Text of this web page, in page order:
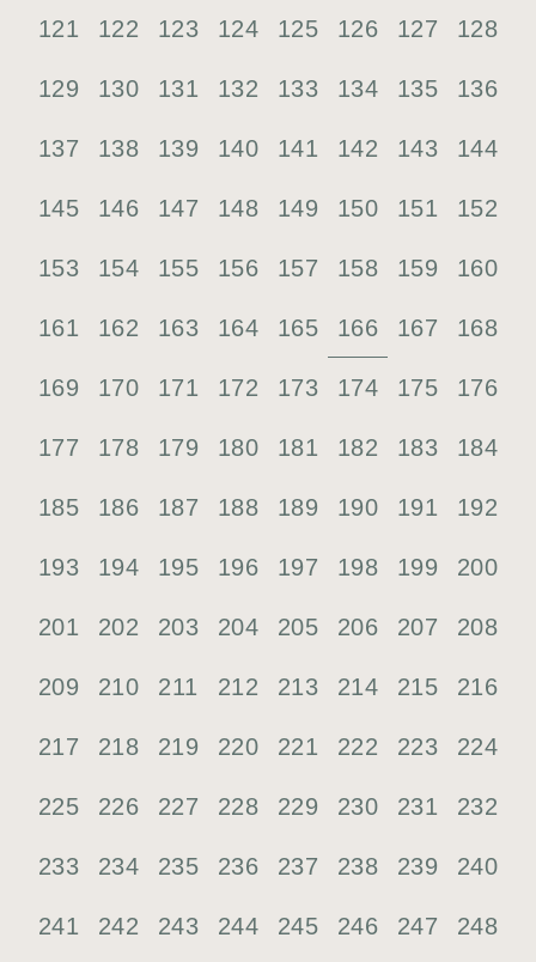
121 122 123 124 125 126 127 128
129 130 131 132 133 134 135 136
137 138 139 140 141 142 143 144
145 146 147 148 149 150 151 152
153 154 155 156 157 158 159 160
161 162 163 164 165 166 167 168
169 170 171 172 173 174 175 176
177 178 179 180 181 182 183 184
185 186 187 188 189 190 191 192
193 194 195 196 197 198 199 200
201 202 203 204 205 206 207 208
209 210 211 212 213 214 215 216
217 218 219 220 221 222 223 224
225 226 227 228 229 230 231 232
233 234 235 236 237 238 239 240
241 242 243 244 245 246 247 248